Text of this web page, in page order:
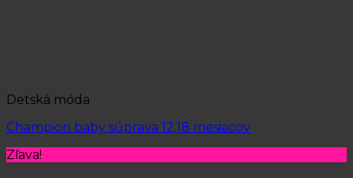
Detská móda
Champion baby súprava 12,18 mesiacov
Zľava!